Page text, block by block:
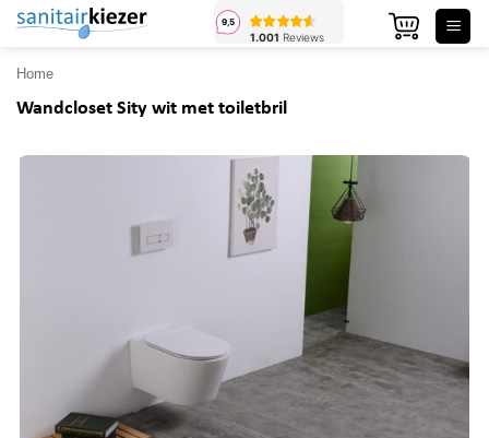
Ga
inhoud
Home
Wandcloset Sity wit met toiletbril